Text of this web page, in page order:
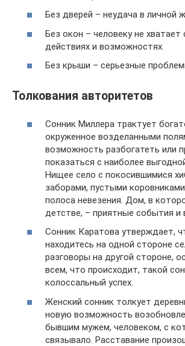
Без дверей – неудача в личной
Без окон – человеку не
действиях и возможностях.
Без крыши – серьезные
Толкования авторитетов
Сонник Миллера трактует
окруженное возделанными
возможность разбогатеть или
показаться с наиболее
Нищее село с покосившимися
заборами, пустыми
полоса невезения. Дом, в
детстве, – приятные события и
Сонник Каратова утверждает,
находитесь на одной стороне
разговоры на другой стороне,
всем, что происходит, такой
колоссальный успех.
Женский сонник толкует
новую возможность
бывшим мужем, человеком, с
связывало. Расставание